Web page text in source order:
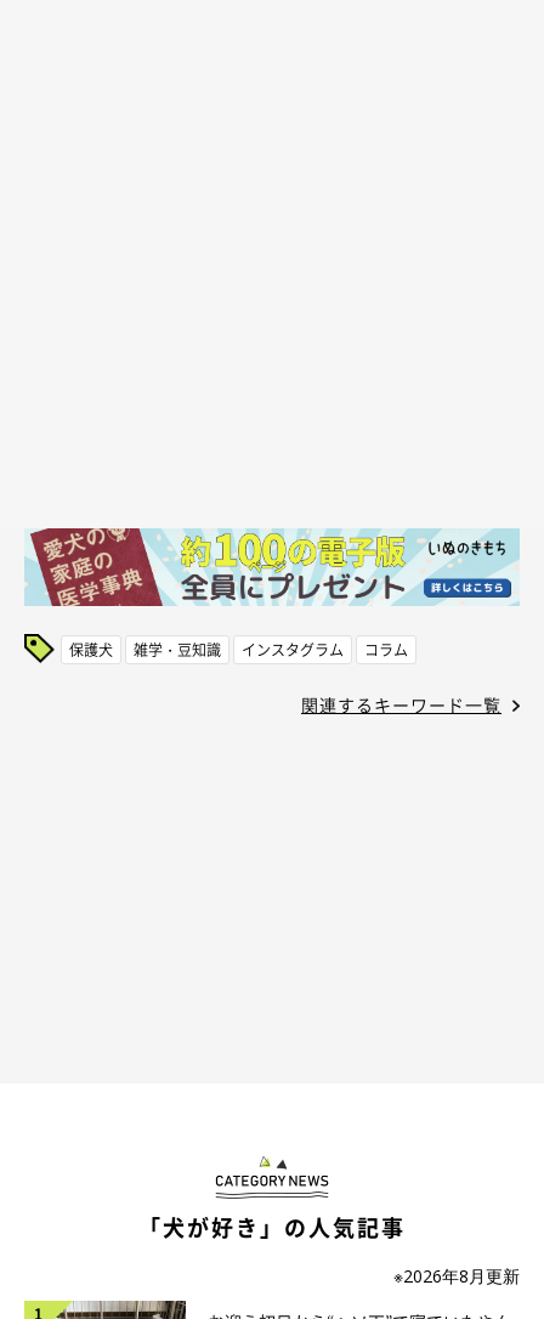
保護犬 雑学・豆知識 インスタグラム コラム
関連するキーワード一覧
「犬が好き」の人気記事
※2026年8月更新